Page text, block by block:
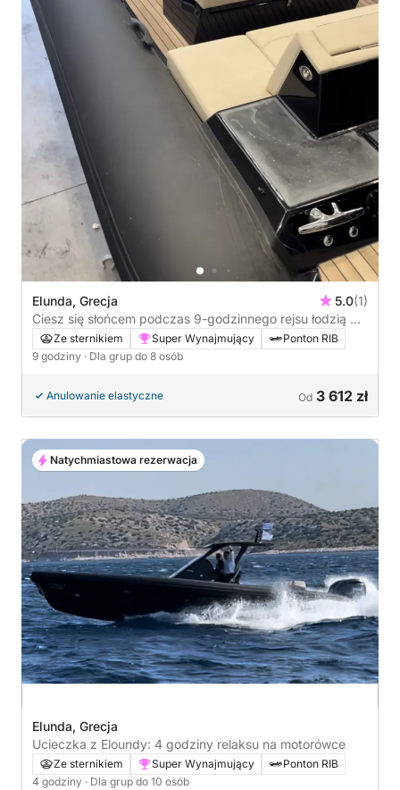
Elunda, Grecja 5.0(1)
Ciesz się słońcem podczas 9-godzinnego rejsu łodzią po
Eloundzie
Ze sternikiem Super Wynajmujący
Ponton RIB
9 godziny · Dla grup do 8 osób
Anulowanie elastyczne Od 3 612 zł
Elunda, Grecja
Ucieczka z Eloundy: 4 godziny relaksu na motorówce
Ze sternikiem Super Wynajmujący
Ponton RIB
4 godziny · Dla grup do 10 osób
Natychmiastowa rezerwacja